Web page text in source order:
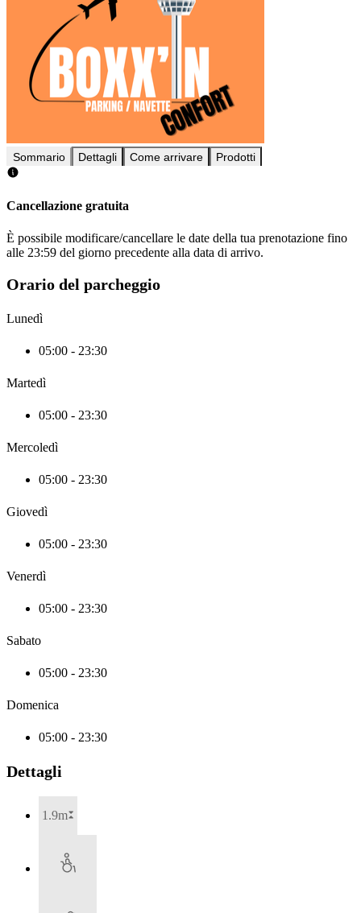
Sommario Dettagli Come arrivare Prodotti
Cancellazione gratuita
È possibile modificare/cancellare le date della tua prenotazione fino
alle 23:59 del giorno precedente alla data di arrivo.
Orario del parcheggio
Lunedì
05:00 - 23:30
Martedì
05:00 - 23:30
Mercoledì
05:00 - 23:30
Giovedì
05:00 - 23:30
Venerdì
05:00 - 23:30
Sabato
05:00 - 23:30
Domenica
05:00 - 23:30
Dettagli
1.9m